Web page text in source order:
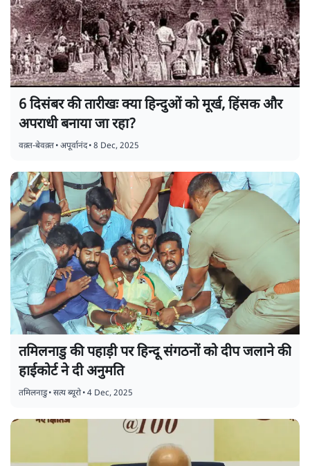
6 दिसंबर की तारीखः क्या हिन्दुओं को मूर्ख, हिंसक और
अपराधी बनाया जा रहा?
वक़्त-बेवक़्त•अपूर्वानंद•8 Dec, 2025
तमिलनाडु की पहाड़ी पर हिन्दू संगठनों को दीप जलाने की
हाईकोर्ट ने दी अनुमति
तमिलनाडु•सत्य ब्यूरो•4 Dec, 2025